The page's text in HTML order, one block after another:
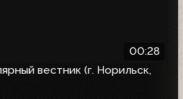
00:28
вестник (г. Норильск,